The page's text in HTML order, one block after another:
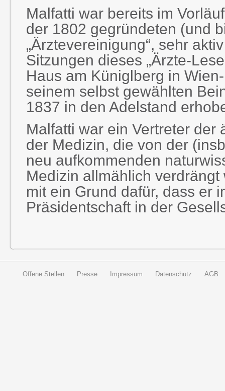
Malfatti war bereits im
der 1802 gegründeten (und
„Ärztevereinigung“, sehr
Sitzungen dieses „Ärzte-
Haus am Küniglberg in
seinem selbst gewählten
1837 in den Adelstand
Malfatti war ein Vertreter
der Medizin, die von der
neu aufkommenden
Medizin allmählich
mit ein Grund dafür, dass er
Präsidentschaft in der
Offene Stellen Presse Impressum Datenschutz AGB